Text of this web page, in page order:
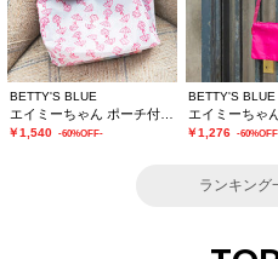
BETTY'S BLUE
￥1,540 -60%OFF-
BETTY'S BLUE
エイミーちゃ
￥1,276 -
ランキング